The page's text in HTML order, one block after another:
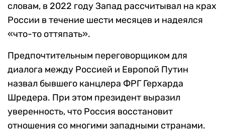
словам, в 2022 году Запад рассчитывал на крах
России в течение шести месяцев и надеялся
«что-то оттяпать».
Предпочтительным переговорщиком для
диалога между Россией и Европой Путин
назвал бывшего канцлера ФРГ Герхарда
Шредера. При этом президент выразил
уверенность, что Россия восстановит
отношения со многими западными странами.